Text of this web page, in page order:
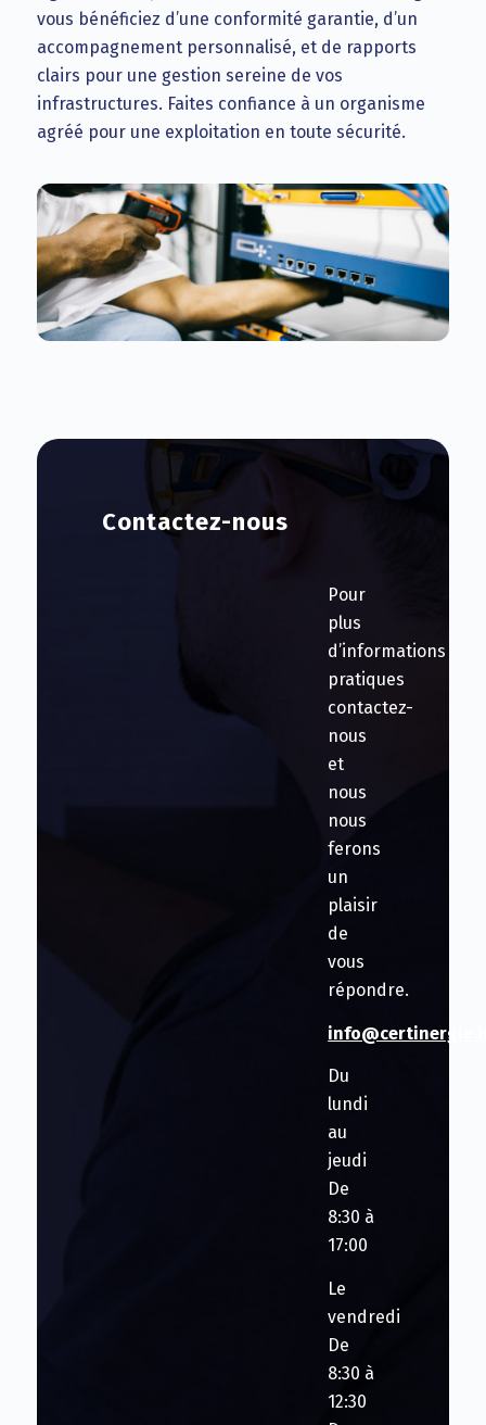
vous bénéficiez d’une conformité garantie, d’un
accompagnement personnalisé, et de rapports
clairs pour une gestion sereine de vos
infrastructures. Faites confiance à un organisme
agréé pour une exploitation en toute sécurité.
Contactez-nous
Pour
plus
d’informations
pratiques
contactez-
nous
et
nous
nous
ferons
un
plaisir
de
vous
répondre.
Du
lundi
au
jeudi
De
8:30 à
17:00
Le
vendredi
De
8:30 à
12:30